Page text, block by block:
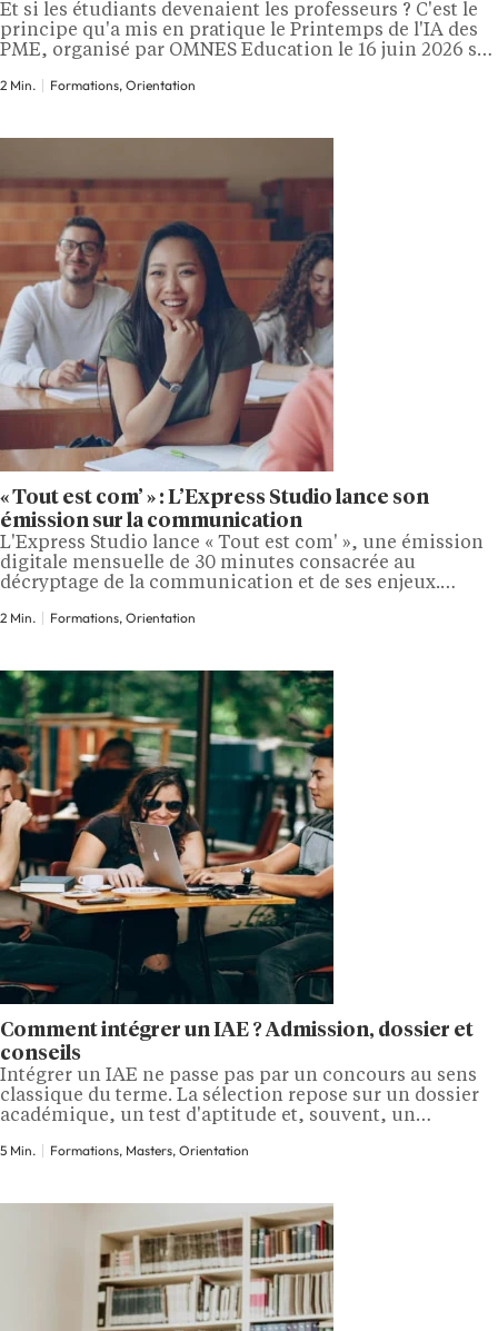
Et si les étudiants devenaient les professeurs ? C'est le
principe qu'a mis en pratique le Printemps de l'IA des
PME, organisé par OMNES Education le 16 juin 2026 sur
d'entreprise, experts et étudiants autour d'une idée
2 Min. Formations, Orientation
« Tout est com’ » : L’Express Studio lance son
émission sur la communication
L'Express Studio lance « Tout est com' », une émission
digitale mensuelle de 30 minutes consacrée au
décryptage de la communication et de ses enjeux.
soutien de l'ARPP, l'Autorité de régulation
2 Min. Formations, Orientation
Comment intégrer un IAE ? Admission, dossier et
conseils
Intégrer un IAE ne passe pas par un concours au sens
classique du terme. La sélection repose sur un dossier
académique, un test d'aptitude et, souvent, un
selon le niveau d'entrée, la formation visée et
5 Min. Formations, Masters, Orientation